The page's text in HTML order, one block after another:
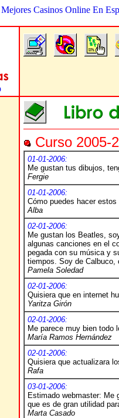
Mejores Casinos Online En
Curso 2005-
01-01-2006:
Me gustan tus dibujos,
Fergie
01-01-2006:
Cómo puedes hacer
Alba
02-01-2006:
Me gustan los Beatles,
algunas canciones en el
pegada con su música y
tiempos. Soy de Calbuco,
Pamela Soledad
02-01-2006:
Quisiera que en internet
Yaritza Girón
02-01-2006:
Me parece muy bien todo
María Ramos Hernández
02-01-2006:
Quisiera que actualizara
Rafa
03-01-2006:
Estimado webmaster: Me
que es de gran utilidad
Marta Casado